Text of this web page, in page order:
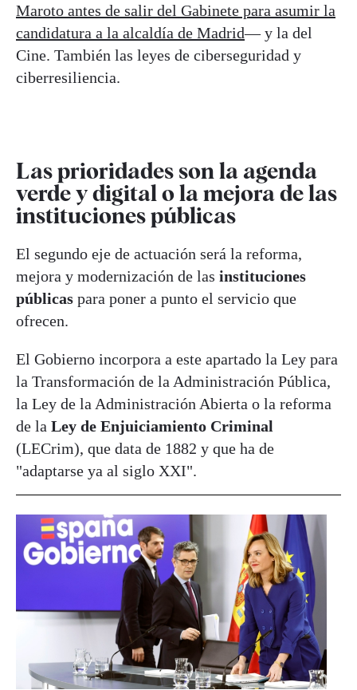
Maroto antes de salir del Gabinete para asumir la
candidatura a la alcaldía de Madrid— y la del
Cine. También las leyes de ciberseguridad y
ciberresiliencia.
Las prioridades son la agenda
verde y digital o la mejora de las
instituciones públicas
El segundo eje de actuación será la reforma,
mejora y modernización de las instituciones
públicas para poner a punto el servicio que
ofrecen.
El Gobierno incorpora a este apartado la Ley para
la Transformación de la Administración Pública,
la Ley de la Administración Abierta o la reforma
de la Ley de Enjuiciamiento Criminal
(LECrim), que data de 1882 y que ha de
"adaptarse ya al siglo XXI".